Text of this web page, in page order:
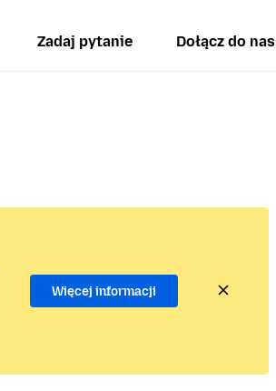
Zadaj pytanie Dołącz do nas
Więcej informacji